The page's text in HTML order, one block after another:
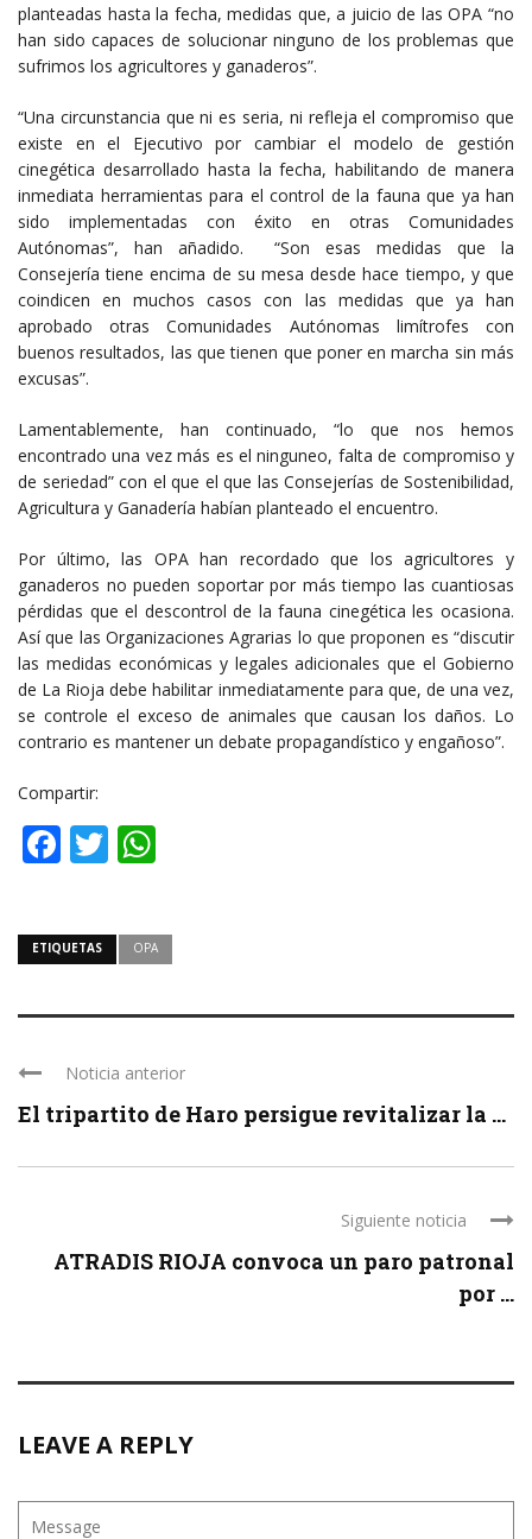
planteadas hasta la fecha, medidas que, a juicio de las OPA “no
han sido capaces de solucionar ninguno de los problemas que
sufrimos los agricultores y ganaderos”.
“Una circunstancia que ni es seria, ni refleja el compromiso que
existe en el Ejecutivo por cambiar el modelo de gestión
cinegética desarrollado hasta la fecha, habilitando de manera
inmediata herramientas para el control de la fauna que ya han
sido implementadas con éxito en otras Comunidades
Autónomas”, han añadido. “Son esas medidas que la
Consejería tiene encima de su mesa desde hace tiempo, y que
coindicen en muchos casos con las medidas que ya han
aprobado otras Comunidades Autónomas limítrofes con
buenos resultados, las que tienen que poner en marcha sin más
excusas”.
Lamentablemente, han continuado, “lo que nos hemos
encontrado una vez más es el ninguneo, falta de compromiso y
de seriedad” con el que el que las Consejerías de Sostenibilidad,
Agricultura y Ganadería habían planteado el encuentro.
Por último, las OPA han recordado que los agricultores y
ganaderos no pueden soportar por más tiempo las cuantiosas
pérdidas que el descontrol de la fauna cinegética les ocasiona.
Así que las Organizaciones Agrarias lo que proponen es “discutir
las medidas económicas y legales adicionales que el Gobierno
de La Rioja debe habilitar inmediatamente para que, de una vez,
se controle el exceso de animales que causan los daños. Lo
contrario es mantener un debate propagandístico y engañoso”.
Compartir:
Facebook
Twitter
ETIQUETAS OPA
Noticia anterior
El tripartito de Haro persigue revitalizar la ...
Siguiente noticia
ATRADIS RIOJA convoca un paro patronal
por ...
LEAVE A REPLY